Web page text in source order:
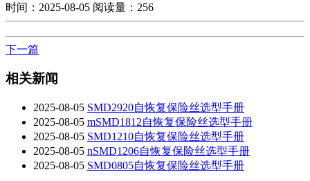
时间：2025-08-05 阅读量：256
下一篇
相关新闻
2025-08-05 SMD2920自恢复保险丝选型手册
2025-08-05 mSMD1812自恢复保险丝选型手册
2025-08-05 SMD1210自恢复保险丝选型手册
2025-08-05 nSMD1206自恢复保险丝选型手册
2025-08-05 SMD0805自恢复保险丝选型手册